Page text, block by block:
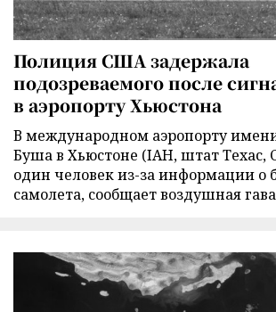
Полиция США задержала
подозреваемого после
в аэропорту Хьюстона
В международном аэропорту
Буша в Хьюстоне (IAH, штат
один человек из-за информации о
самолета, сообщает воздушная